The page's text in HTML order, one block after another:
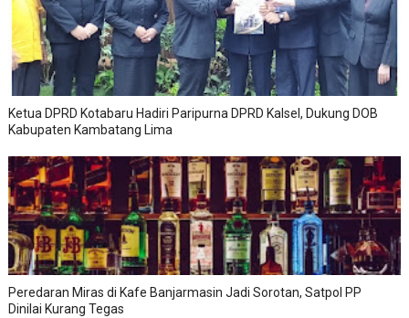
Ketua DPRD Kotabaru Hadiri Paripurna DPRD Kalsel, Dukung DOB
Kabupaten Kambatang Lima
Peredaran Miras di Kafe Banjarmasin Jadi Sorotan, Satpol PP
Dinilai Kurang Tegas